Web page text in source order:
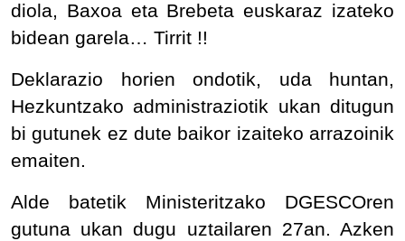
diola, Baxoa eta Brebeta euskaraz izateko
bidean garela… Tirrit !!
Deklarazio horien ondotik, uda huntan,
Hezkuntzako administraziotik ukan ditugun
bi gutunek ez dute baikor izaiteko arrazoinik
emaiten.
Alde batetik Ministeritzako DGESCOren
gutuna ukan dugu uztailaren 27an. Azken